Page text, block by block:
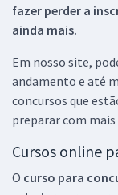
fazer perder a
ainda mais.
Em nosso site,
andamento e até
concursos que
preparar com
Cursos online
O curso para